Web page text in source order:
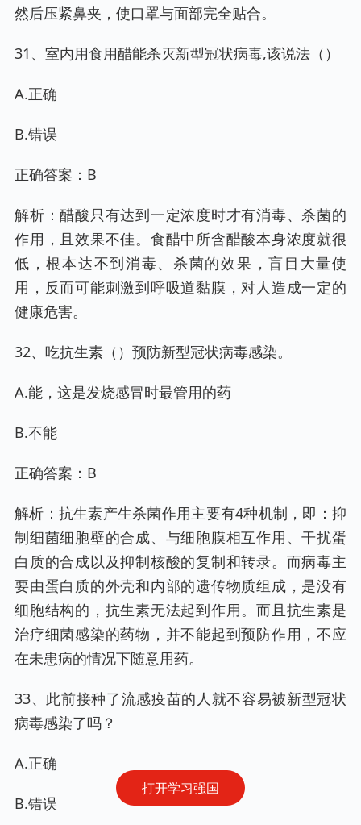
打开学习强国
然后压紧鼻夹，使口罩与面部完全贴合。
31、室内用食用醋能杀灭新型冠状病毒,该说法（）
A.正确
B.错误
正确答案：B
解析：醋酸只有达到一定浓度时才有消毒、杀菌的
作用，且效果不佳。食醋中所含醋酸本身浓度就很
低，根本达不到消毒、杀菌的效果，盲目大量使
用，反而可能刺激到呼吸道黏膜，对人造成一定的
健康危害。
32、吃抗生素（）预防新型冠状病毒感染。
A.能，这是发烧感冒时最管用的药
B.不能
正确答案：B
解析：抗生素产生杀菌作用主要有4种机制，即：抑
制细菌细胞壁的合成、与细胞膜相互作用、干扰蛋
白质的合成以及抑制核酸的复制和转录。而病毒主
要由蛋白质的外壳和内部的遗传物质组成，是没有
细胞结构的，抗生素无法起到作用。而且抗生素是
治疗细菌感染的药物，并不能起到预防作用，不应
在未患病的情况下随意用药。
33、此前接种了流感疫苗的人就不容易被新型冠状
病毒感染了吗？
A.正确
B.错误